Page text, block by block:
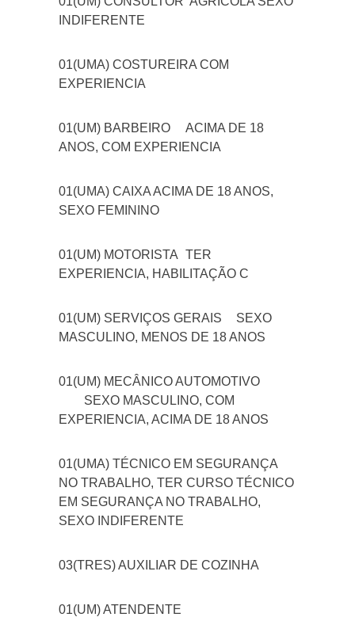
INDIFERENTE
01(UMA) COSTUREIRA COM
EXPERIENCIA
01(UM) BARBEIRO
ACIMA DE 18
ANOS, COM EXPERIENCIA
01(UMA) CAIXA ACIMA DE 18 ANOS,
SEXO FEMININO
01(UM) MOTORISTA TER
EXPERIENCIA, HABILITAÇÃO C
01(UM) SERVIÇOS GERAIS
SEXO
MASCULINO, MENOS DE 18 ANOS
01(UM) MECÂNICO AUTOMOTIVO
SEXO MASCULINO, COM
EXPERIENCIA, ACIMA DE 18 ANOS
01(UMA) TÉCNICO EM SEGURANÇA
NO TRABALHO, TER CURSO TÉCNICO
EM SEGURANÇA NO TRABALHO,
SEXO INDIFERENTE
03(TRES) AUXILIAR DE COZINHA
01(UM) ATENDENTE